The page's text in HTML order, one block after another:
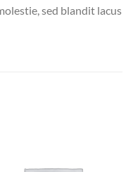
sed blandit lacus